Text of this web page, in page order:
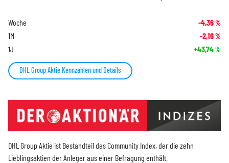
Woche -4,36%
1M -2,16%
1J +43,74%
DHL Group Aktie Kennzahlen und Details
DHL Group Aktie ist Bestandteil des Community Index, der die zehn
Lieblingsaktien der Anleger aus einer Befragung enthält.